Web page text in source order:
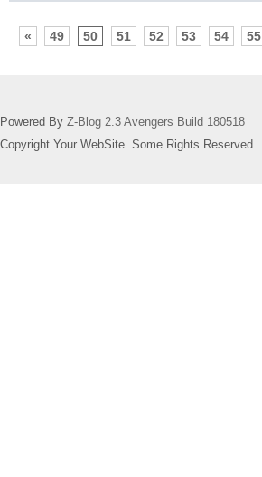
« 49 50 51 52 53 54 55
Powered By Z-Blog 2.3 Avengers Build 180518
Copyright Your WebSite. Some Rights Reserved.